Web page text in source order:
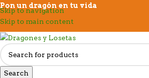
Skip to navigation
Skip to main content
Pon un dragón en tu vida
Search